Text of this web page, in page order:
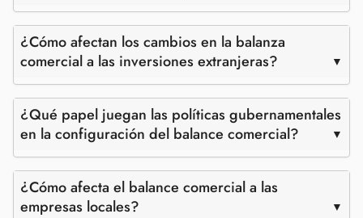
¿Cómo afectan los cambios en la balanza
comercial a las inversiones extranjeras?
¿Qué papel juegan las políticas gubernamentales
en la configuración del balance comercial?
¿Cómo afecta el balance comercial a las
empresas locales?